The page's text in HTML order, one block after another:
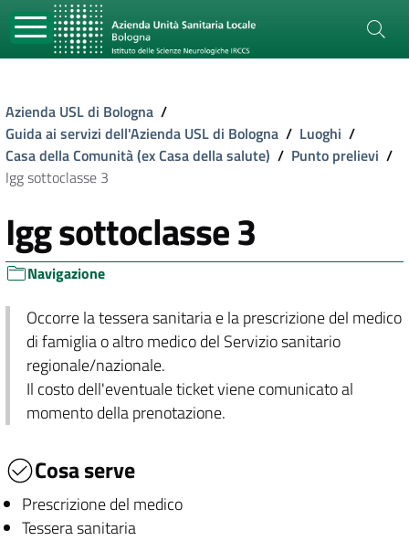
Azienda USL di Bologna /
Guida ai servizi dell'Azienda USL di Bologna / Luoghi /
Casa della Comunità (ex Casa della salute) / Punto prelievi /
Igg sottoclasse 3
Igg sottoclasse 3
Navigazione
Occorre la tessera sanitaria e la prescrizione del medico
di famiglia o altro medico del Servizio sanitario
regionale/nazionale.
Il costo dell'eventuale ticket viene comunicato al
momento della prenotazione.
Cosa serve
Prescrizione del medico
Tessera sanitaria